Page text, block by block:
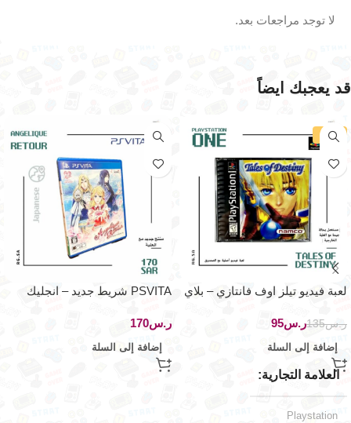
لا توجد مراجعات بعد.
قد يعجبك ايضاً
-30%
لعبة فيديو تيلز اوف فانتازي – بلاي
ر.س135ر.س95
إضافة إلى السلة
العلامة التجارية
Playstation
PSVITA شريط جديد – انجليك
ر.س
إضافة إلى السلة